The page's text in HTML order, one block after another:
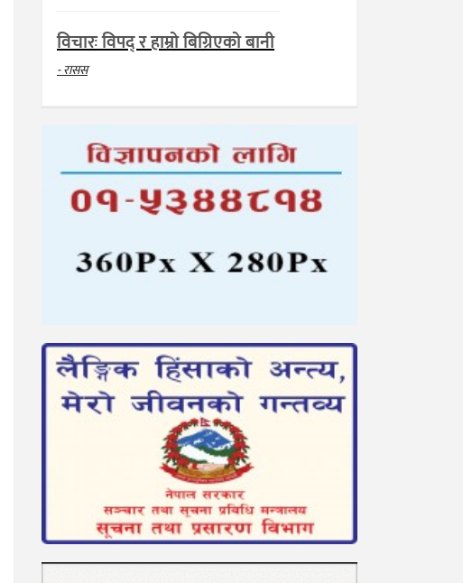
विचारः विपद् र हाम्रो बिग्रिएको बानी
- रासस